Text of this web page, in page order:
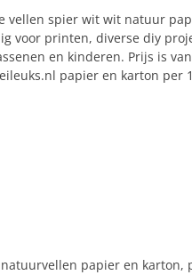
vellen spier wit wit natuur
voor printen, diverse diy
en kinderen. Prijs is
papier en karton per
papier en